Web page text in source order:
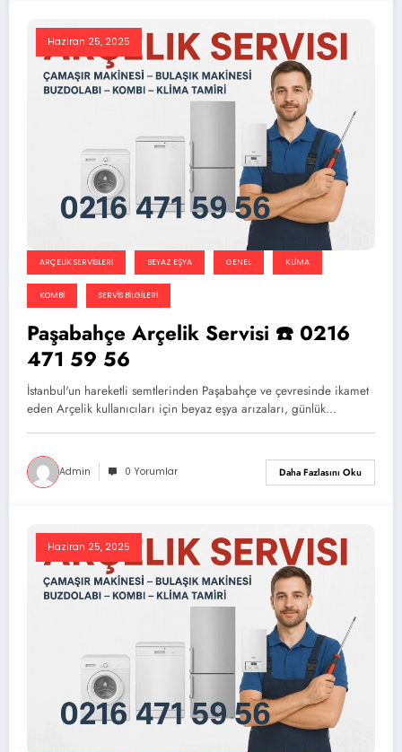
Haziran 25, 2025
ARÇELIK SERVISLERI BEYAZ EŞYA GENEL KLIMA
KOMBI SERVIS BILGILERI
Paşabahçe Arçelik Servisi ☎️ 0216
471 59 56
İstanbul'un hareketli semtlerinden Paşabahçe ve çevresinde ikamet
eden Arçelik kullanıcıları için beyaz eşya arızaları, günlük…
Admin 0 Yorumlar Daha Fazlasını Oku
Haziran 25, 2025